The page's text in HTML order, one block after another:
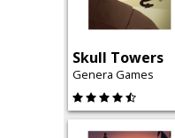
Skull Towers
Genera Games